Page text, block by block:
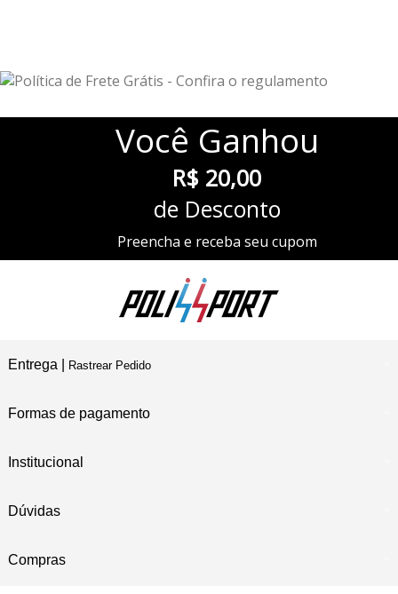
Você Ganhou
R$ 20,00
de Desconto
Preencha e receba seu cupom
Entrega | Rastrear Pedido
Formas de pagamento
Institucional
Dúvidas
Compras